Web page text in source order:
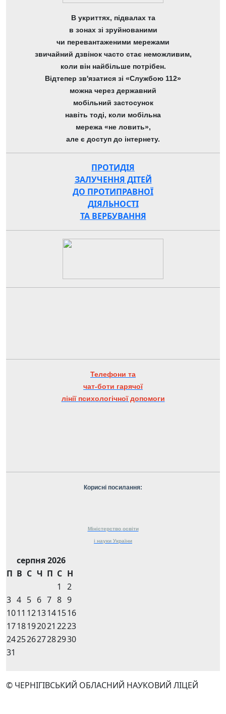
В укриттях, підвалах та
в зонах зі зруйнованими
чи перевантаженими мережами
звичайний дзвінок часто стає неможливим,
коли він найбільше потрібен.
Відтепер зв'язатися зі «Службою 112»
можна через державний
мобільний застосунок
навіть тоді, коли мобільна
мережа «не ловить»,
але є доступ до інтернету.
ПРОТИДІЯ
ЗАЛУЧЕННЯ ДІТЕЙ
ДО ПРОТИПРАВНОЇ
ДІЯЛЬНОСТІ
ТА ВЕРБУВАННЯ
Телефони та
чат-боти гарячої
лінії психологічної допомоги
Корисні посилання:
Міністерство освіти
і науки України
серпня 2026
П В С Ч П С Н
1
2
3 4 5 6 7 8 9
1011 1213141516
1718192021 2223
24252627282930
31
© ЧЕРНІГІВСЬКИЙ ОБЛАСНИЙ НАУКОВИЙ ЛІЦЕЙ